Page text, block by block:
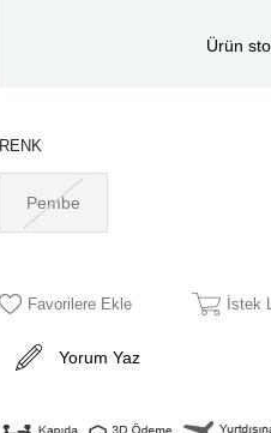
Ürün
RENK
Pembe
Favorilere Ekle İstek
Yorum Yaz